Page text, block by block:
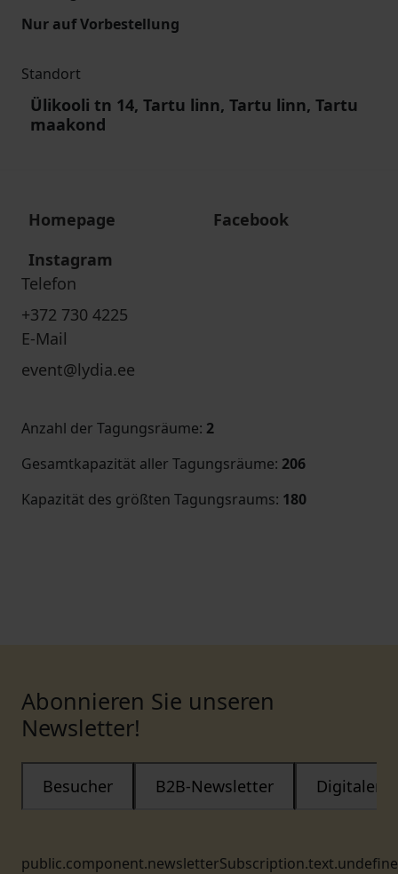
Nur auf Vorbestellung
Standort
Ülikooli tn 14, Tartu linn, Tartu linn, Tartu
maakond
Homepage
Facebook
Instagram
Telefon
+372 730 4225
E-Mail
event@lydia.ee
Anzahl der Tagungsräume: 2
Gesamtkapazität aller Tagungsräume: 206
Kapazität des größten Tagungsraums: 180
Abonnieren Sie unseren
Newsletter!
Besucher B2B-Newsletter Digitaler